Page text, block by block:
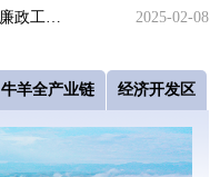
十八届县人民政府第五次全体会议暨廉政工作会议召开 2025-02-08
牛羊全产业链 经济开发区